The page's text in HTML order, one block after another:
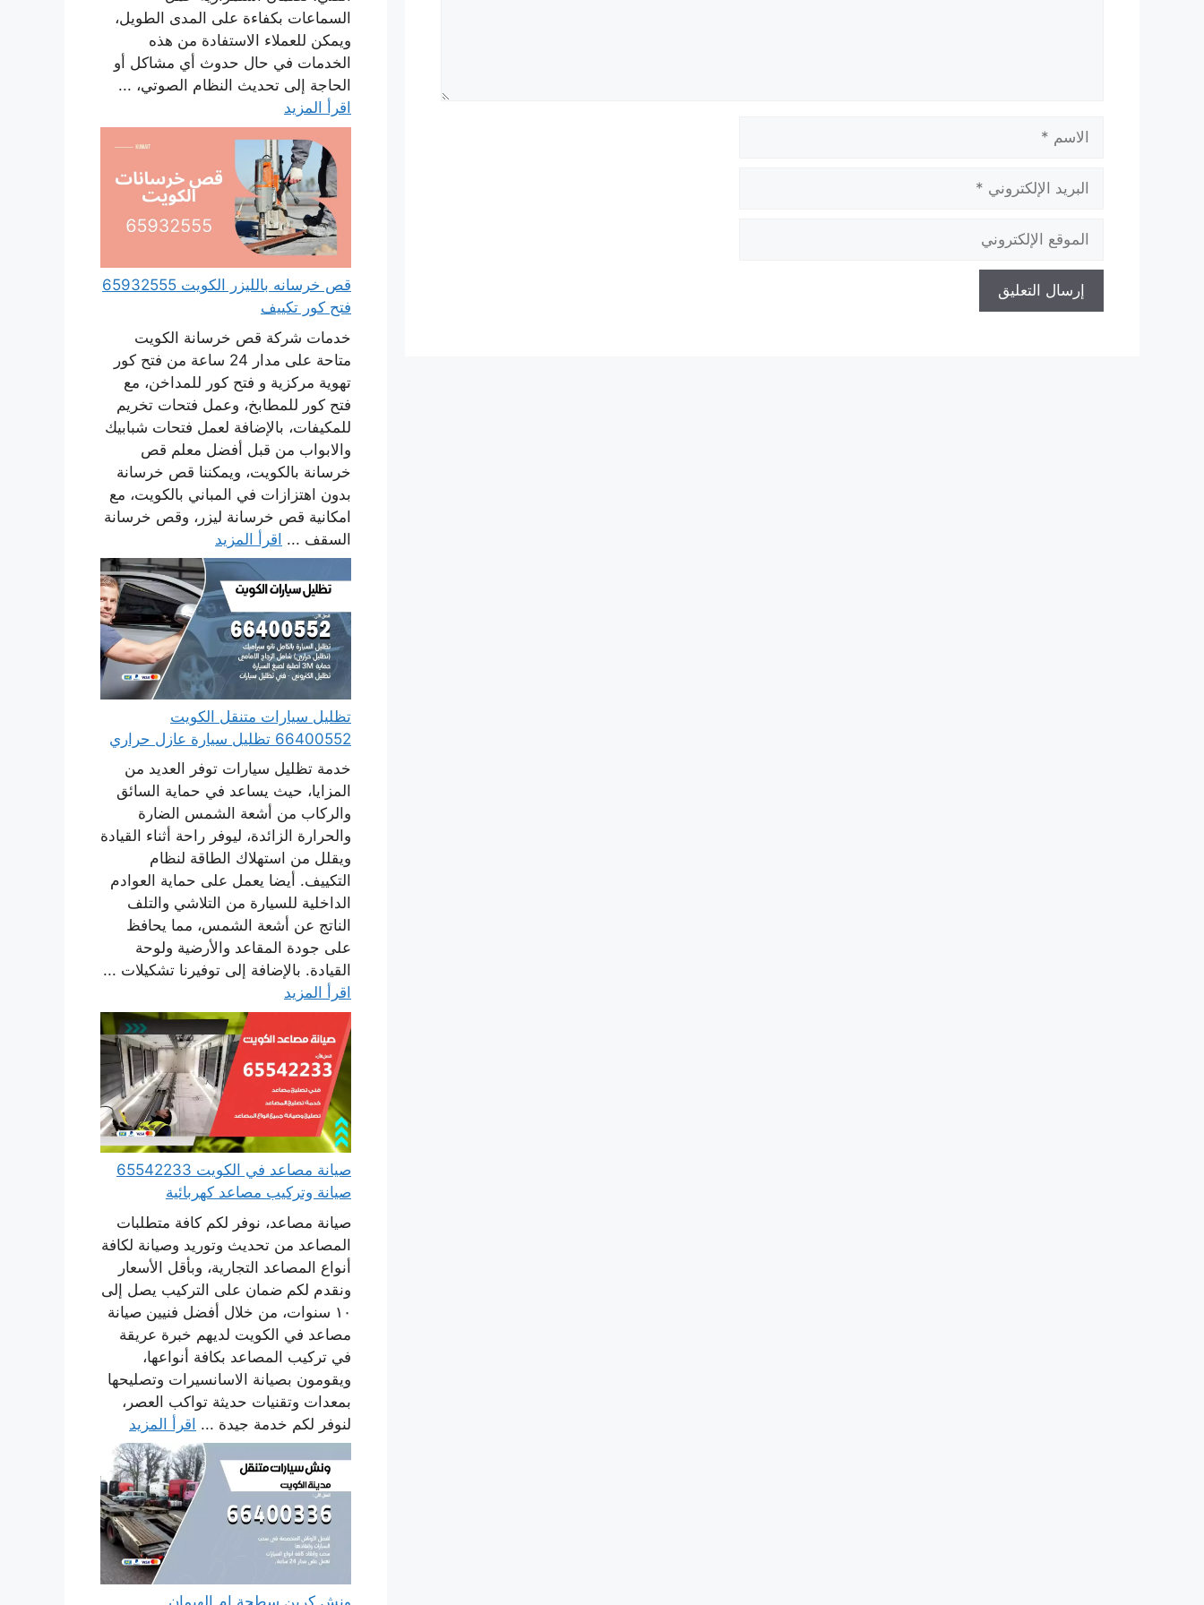
الاسم
البريد
الإلكتروني
الموقع
الإلكتروني
السماعات بكفاءة على المدى الطويل،
ويمكن للعملاء الاستفادة من هذه
الخدمات في حال حدوث أي مشاكل أو
الحاجة إلى تحديث النظام الصوتي، ...
اقرأ المزيد
قص خرسانه بالليزر الكويت 65932555
فتح كور تكييف
خدمات شركة قص خرسانة الكويت
متاحة على مدار 24 ساعة من فتح كور
تهوية مركزية و فتح كور للمداخن، مع
فتح كور للمطابخ، وعمل فتحات تخريم
للمكيفات، بالإضافة لعمل فتحات شبابيك
والابواب من قبل أفضل معلم قص
خرسانة بالكويت، ويمكننا قص خرسانة
بدون اهتزازات في المباني بالكويت، مع
امكانية قص خرسانة ليزر، وقص خرسانة
السقف ... اقرأ المزيد
تظليل سيارات متنقل الكويت
66400552 تظليل سيارة عازل حراري
خدمة تظليل سيارات توفر العديد من
المزايا، حيث يساعد في حماية السائق
والركاب من أشعة الشمس الضارة
والحرارة الزائدة، ليوفر راحة أثناء القيادة
ويقلل من استهلاك الطاقة لنظام
التكييف. أيضا يعمل على حماية العوادم
الداخلية للسيارة من التلاشي والتلف
الناتج عن أشعة الشمس، مما يحافظ
على جودة المقاعد والأرضية ولوحة
القيادة. بالإضافة إلى توفيرنا تشكيلات ...
اقرأ المزيد
صيانة مصاعد في الكويت 65542233
صيانة وتركيب مصاعد كهربائية
صيانة مصاعد، نوفر لكم كافة متطلبات
المصاعد من تحديث وتوريد وصيانة لكافة
أنواع المصاعد التجارية، وبأقل الأسعار
ونقدم لكم ضمان على التركيب يصل إلى
١٠ سنوات، من خلال أفضل فنيين صيانة
مصاعد في الكويت لديهم خبرة عريقة
في تركيب المصاعد بكافة أنواعها،
ويقومون بصيانة الاسانسيرات وتصليحها
بمعدات وتقنيات حديثة تواكب العصر،
لنوفر لكم خدمة جيدة ... اقرأ المزيد
ونش كرين سطحة ام الهيمان